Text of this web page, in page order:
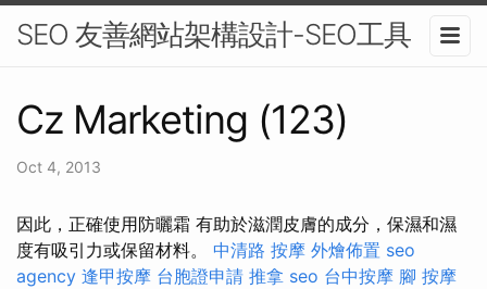
SEO 友善網站架構設計-SEO工具
Cz Marketing (123)
Oct 4, 2013
因此，正確使用防曬霜 有助於滋潤皮膚的成分，保濕和濕
度有吸引力或保留材料。 中清路 按摩 外燴佈置 seo
agency 逢甲按摩 台胞證申請 推拿 seo 台中按摩 腳 按摩